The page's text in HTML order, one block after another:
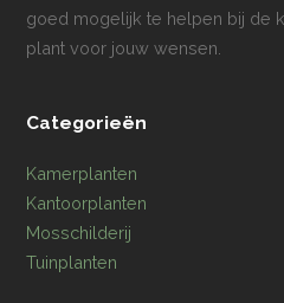
goed mogelijk te helpen bij de
plant voor jouw wensen.
Categorieën
Kamerplanten
Kantoorplanten
Mosschilderij
Tuinplanten